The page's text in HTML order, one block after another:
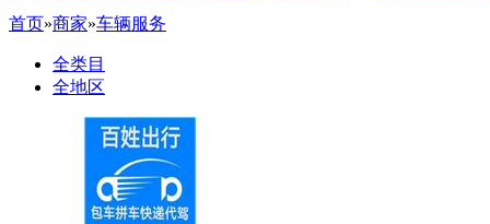
首页»商家»车辆服务
全类目
全地区